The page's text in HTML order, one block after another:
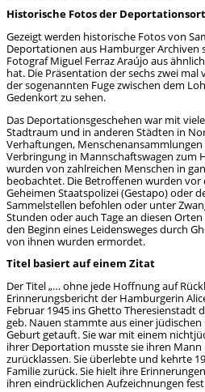
Historische Fotos der
Gezeigt werden historische Fotos von
Deportationen aus Hamburger Archiven
Fotograf Miguel Ferraz Araújo aus
hat. Die Präsentation der sechs zwei
der sogenannten Fuge zwischen dem
Gedenkort zu sehen.
Das Deportationsgeschehen war mit
Stadtraum und in anderen Städten in
Verhaftungen,
Verbringung in Mannschaftswagen zum
wurden von zahlreichen Menschen in
beobachtet. Die Betroffenen wurden
Geheimen Staatspolizei (Gestapo) oder
Sammelstellen befohlen oder unter
Stunden oder auch Tage an diesen
den Beginn eines Leidensweges durch
von ihnen wurden ermordet.
Titel basiert auf einem Zitat
Der Titel „… ohne jede Hoffnung auf
Erinnerungsbericht der Hamburgerin
Februar 1945 ins Ghetto Theresienstadt
geb. Nauen stammte aus einer
Geburt getauft. Sie war mit einem
ihrer Deportation musste sie ihren
zurücklassen. Sie überlebte und kehrte
Familie zurück. Sie hielt ihre
ihren eindrücklichen Aufzeichnungen